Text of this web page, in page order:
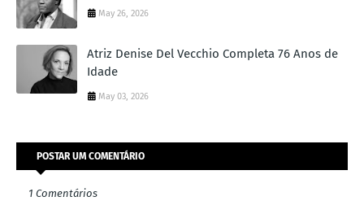
May 26, 2026
Atriz Denise Del Vecchio Completa 76 Anos de
Idade
May 03, 2026
POSTAR UM COMENTÁRIO
1 Comentários